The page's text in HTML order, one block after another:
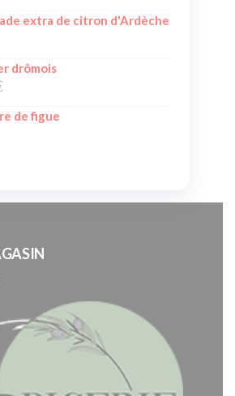
extra de citron d'Ardèche
drômois
de figue